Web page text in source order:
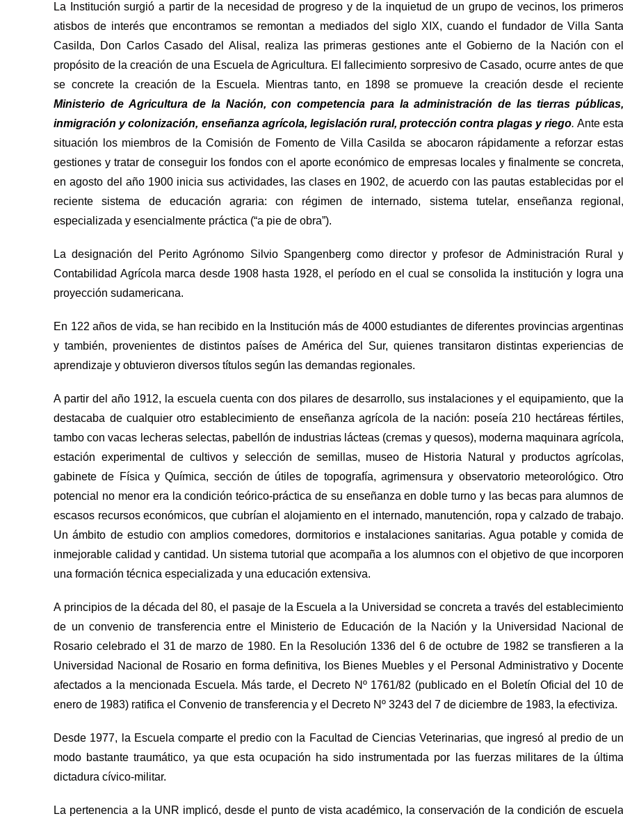
La Institución surgió a partir de la necesidad de progreso y de la inquietud de un grupo de vecinos, los primeros
atisbos de interés que encontramos se remontan a mediados del siglo XIX, cuando el fundador de Villa Santa
Casilda, Don Carlos Casado del Alisal, realiza las primeras gestiones ante el Gobierno de la Nación con el
propósito de la creación de una Escuela de Agricultura. El fallecimiento sorpresivo de Casado, ocurre antes de que
se concrete la creación de la Escuela. Mientras tanto, en 1898 se promueve la creación desde el reciente
Ministerio de Agricultura de la Nación, con competencia para la administración de las tierras públicas,
inmigración y colonización, enseñanza agrícola, legislación rural, protección contra plagas y riego. Ante esta
situación los miembros de la Comisión de Fomento de Villa Casilda se abocaron rápidamente a reforzar estas
gestiones y tratar de conseguir los fondos con el aporte económico de empresas locales y finalmente se concreta,
en agosto del año 1900 inicia sus actividades, las clases en 1902, de acuerdo con las pautas establecidas por el
reciente sistema de educación agraria: con régimen de internado, sistema tutelar, enseñanza regional,
especializada y esencialmente práctica (“a pie de obra”).
La designación del Perito Agrónomo Silvio Spangenberg como director y profesor de Administración Rural y
Contabilidad Agrícola marca desde 1908 hasta 1928, el período en el cual se consolida la institución y logra una
proyección sudamericana.
En 122 años de vida, se han recibido en la Institución más de 4000 estudiantes de diferentes provincias argentinas
y también, provenientes de distintos países de América del Sur, quienes transitaron distintas experiencias de
aprendizaje y obtuvieron diversos títulos según las demandas regionales.
A partir del año 1912, la escuela cuenta con dos pilares de desarrollo, sus instalaciones y el equipamiento, que la
destacaba de cualquier otro establecimiento de enseñanza agrícola de la nación: poseía 210 hectáreas fértiles,
tambo con vacas lecheras selectas, pabellón de industrias lácteas (cremas y quesos), moderna maquinara agrícola,
estación experimental de cultivos y selección de semillas, museo de Historia Natural y productos agrícolas,
gabinete de Física y Química, sección de útiles de topografía, agrimensura y observatorio meteorológico. Otro
potencial no menor era la condición teórico-práctica de su enseñanza en doble turno y las becas para alumnos de
escasos recursos económicos, que cubrían el alojamiento en el internado, manutención, ropa y calzado de trabajo.
Un ámbito de estudio con amplios comedores, dormitorios e instalaciones sanitarias. Agua potable y comida de
inmejorable calidad y cantidad. Un sistema tutorial que acompaña a los alumnos con el objetivo de que incorporen
una formación técnica especializada y una educación extensiva.
A principios de la década del 80, el pasaje de la Escuela a la Universidad se concreta a través del establecimiento
de un convenio de transferencia entre el Ministerio de Educación de la Nación y la Universidad Nacional de
Rosario celebrado el 31 de marzo de 1980. En la Resolución 1336 del 6 de octubre de 1982 se transfieren a la
Universidad Nacional de Rosario en forma definitiva, los Bienes Muebles y el Personal Administrativo y Docente
afectados a la mencionada Escuela. Más tarde, el Decreto Nº 1761/82 (publicado en el Boletín Oficial del 10 de
enero de 1983) ratifica el Convenio de transferencia y el Decreto Nº 3243 del 7 de diciembre de 1983, la efectiviza.
Desde 1977, la Escuela comparte el predio con la Facultad de Ciencias Veterinarias, que ingresó al predio de un
modo bastante traumático, ya que esta ocupación ha sido instrumentada por las fuerzas militares de la última
dictadura cívico-militar.
La pertenencia a la UNR implicó, desde el punto de vista académico, la conservación de la condición de escuela